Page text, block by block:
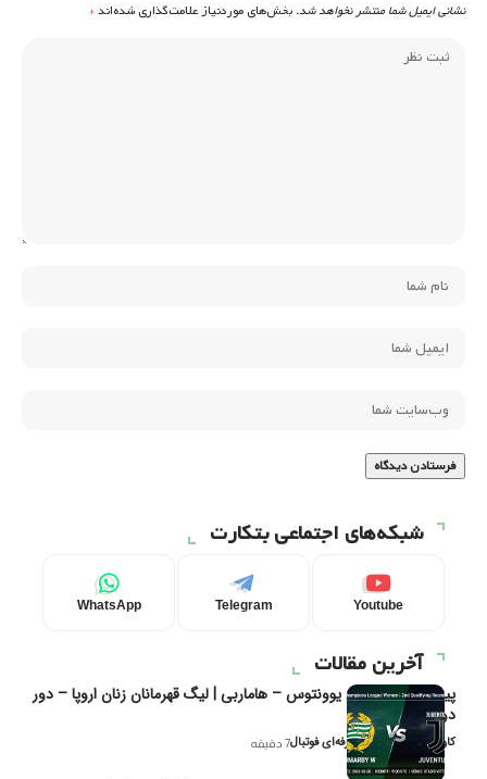
نشانی ایمیل شما منتشر نخواهد شد. بخش‌های موردنیاز علامت‌گذاری شده‌اند*
شبکه‌های اجتماعی بتکارت
Youtube
Telegram
WhatsApp
آخرین مقالات
پیش‌بینی و تحلیل یوونتوس – هاماربی | لیگ قهرمانان زنان اروپا – دور
دوم مرحله
کاوه نیک‌فر، تحلیل‌گر حرفه‌ای فوتبال7 دقیقه